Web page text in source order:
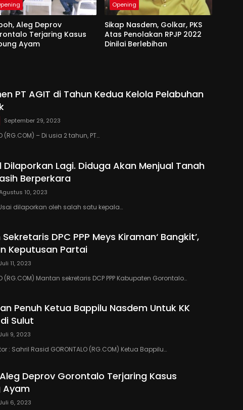
Aleg Deprov
Terjaring Kasus
Ayam
Opening
Sikap Nasdem, Golkar, PKS
Atas Penolakan RPJP 2022
Dinilai Berlebihan
PT AGIT di Tahun Kedua Kelola Pelabuhan
September 29, 2023
(RG.COM) – Di usia 2 tahun, PT…
Dilaporkan Lagi. Diduga Akan Menjual Tanah
Berperkara
10, 2023
Usai dilaporkan oleh salah satu kepala…
DPC PPP Meys Kiraman‘ Bangkit’,
Keputusan Partai
Juli 11, 2023
(RG.COM) Mantan sekretaris DCP PPP Kabupaten Gorontalo…
Penuh Ketua Bappilu Nasdem Untuk KK
Sulut
Juli 9, 2023
: Sahril Rasid GORONTALO (RG.COM) Ketua Bappilu…
Deprov Gorontalo Terjaring Kasus
Ayam
Juli 6, 2023